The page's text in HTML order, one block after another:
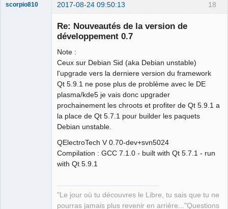
18
scorpio810 2017-08-24 09:50:13
Re: Nouveautés de la version de
développement 0.7
Note :
Ceux sur Debian Sid (aka Debian unstable)
l'upgrade vers la derniere version du framework
Qt 5.9.1 ne pose plus de problème avec le DE
plasma/kde5 je vais donc upgrader
prochainement les chroots et profiter de Qt 5.9.1 a
la place de Qt 5.7.1 pour builder les paquets
Debian unstable.
QElectroTech V 0.70-dev+svn5024
Compilation : GCC 7.1.0 - built with Qt 5.7.1 - run
with Qt 5.9.1
"Le jour où tu découvres le Libre, tu sais que tu ne
pourras jamais plus revenir en arrière..."Questions